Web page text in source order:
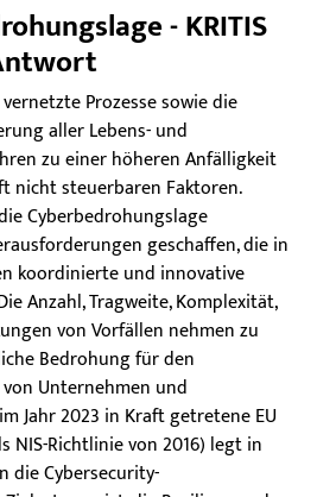
- KRITIS
Prozesse sowie die
aller Lebens- und
zu einer höheren Anfälligkeit
nicht steuerbaren Faktoren.
Cyberbedrohungslage
geschaffen, die in
koordinierte und innovative
Anzahl, Tragweite, Komplexität,
von Vorfällen nehmen zu
Bedrohung für den
Unternehmen und
Jahr 2023 in Kraft getretene EU
NIS-Richtlinie von 2016) legt in
die Cybersecurity-